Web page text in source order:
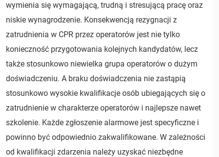
wymienia się wymagającą, trudną i stresującą pracę oraz
niskie wynagrodzenie. Konsekwencją rezygnacji z
zatrudnienia w CPR przez operatorów jest nie tylko
konieczność przygotowania kolejnych kandydatów, lecz
także stosunkowo niewielka grupa operatorów o dużym
doświadczeniu. A braku doświadczenia nie zastąpią
stosunkowo wysokie kwalifikacje osób ubiegających się o
zatrudnienie w charakterze operatorów i najlepsze nawet
szkolenie. Każde zgłoszenie alarmowe jest specyficzne i
powinno być odpowiednio zakwalifikowane. W zależności
od kwalifikacji zdarzenia należy uzyskać niezbędne